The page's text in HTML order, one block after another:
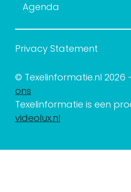
Agenda
Privacy Statement
© Texelinformatie.nl 2026
ons
Texelinformatie is een
videolux.nl